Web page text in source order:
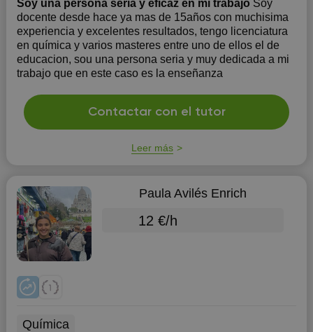
Soy una persona seria y eficaz en mi trabajo Soy
docente desde hace ya mas de 15años con muchisima
experiencia y excelentes resultados, tengo licenciatura
en química y varios masteres entre uno de ellos el de
educacion, sou una persona seria y muy dedicada a mi
trabajo que en este caso es la enseñanza
Contactar con el tutor
Leer más
Paula Avilés Enrich
12 €/h
Química